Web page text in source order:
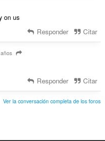
on us
Responder Citar
Responder Citar
Ver la conversación completa de los foros